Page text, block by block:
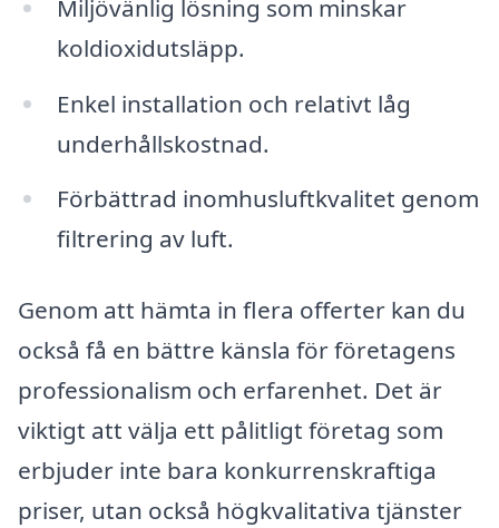
Miljövänlig lösning som minskar
koldioxidutsläpp.
Enkel installation och relativt låg
underhållskostnad.
Förbättrad inomhusluftkvalitet genom
filtrering av luft.
Genom att hämta in flera offerter kan du
också få en bättre känsla för företagens
professionalism och erfarenhet. Det är
viktigt att välja ett pålitligt företag som
erbjuder inte bara konkurrenskraftiga
priser, utan också högkvalitativa tjänster